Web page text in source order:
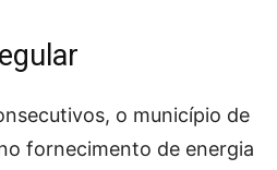
o município de
fornecimento de energia